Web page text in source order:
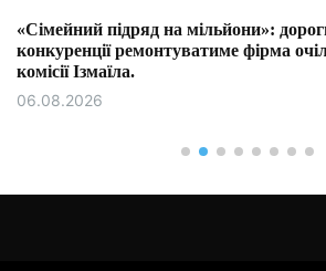
«Сімейний підряд на мільйони»:
конкуренції ремонтуватиме фірма
комісії Ізмаїла.
06.08.2026